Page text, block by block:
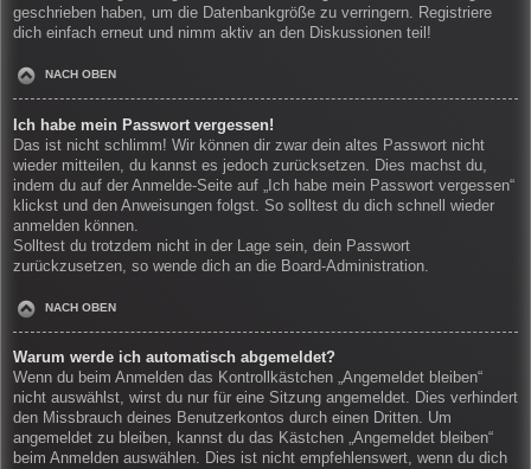
geschrieben haben, um die Datenbankgröße zu verringern. Registriere
dich einfach erneut und nimm aktiv an den Diskussionen teil!
NACH OBEN
Ich habe mein Passwort vergessen!
Das ist nicht schlimm! Wir können dir zwar dein altes Passwort nicht
wieder mitteilen, du kannst es jedoch zurücksetzen. Dies machst du,
indem du auf der Anmelde-Seite auf „Ich habe mein Passwort vergessen“
klickst und den Anweisungen folgst. So solltest du dich schnell wieder
anmelden können.
Solltest du trotzdem nicht in der Lage sein, dein Passwort
zurückzusetzen, so wende dich an die Board-Administration.
NACH OBEN
Warum werde ich automatisch abgemeldet?
Wenn du beim Anmelden das Kontrollkästchen „Angemeldet bleiben“
nicht auswählst, wirst du nur für eine Sitzung angemeldet. Dies verhindert
den Missbrauch deines Benutzerkontos durch einen Dritten. Um
angemeldet zu bleiben, kannst du das Kästchen „Angemeldet bleiben“
beim Anmelden auswählen. Dies ist nicht empfehlenswert, wenn du dich